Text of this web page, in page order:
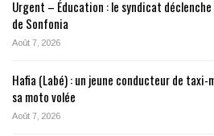
Urgent – Éducation : le syndicat déclenche
de Sonfonia
Août 7, 2026
Hafia (Labé) : un jeune conducteur de
sa moto volée
Août 7, 2026